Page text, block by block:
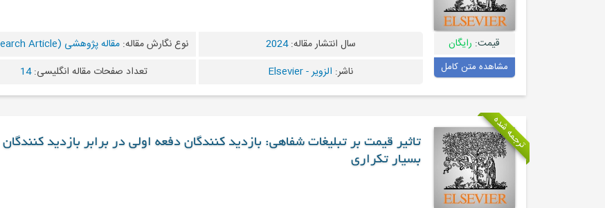
قیمت: رایگان
مشاهده متن کامل
سال انتشار مقاله:2024 نوع نگارش مقاله: مقاله پژوهشی (Research Article)
ناشر: الزویر - Elsevier تعداد صفحات مقاله انگلیسی:14
ترجمه شده
تاثیر قیمت بر تبلیغات شفاهی: بازدید کنندگان دفعه اولی در برابر بازدید کنندگان
بسیار تکراری